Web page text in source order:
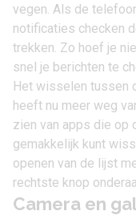
vegen. Als de
notificaties checken
trekken. Zo hoef je
snel je berichten te
Het wisselen tussen
heeft nu meer weg
zien van apps die op
gemakkelijk kunt
openen van de lijst
rechtste knop
Camera en